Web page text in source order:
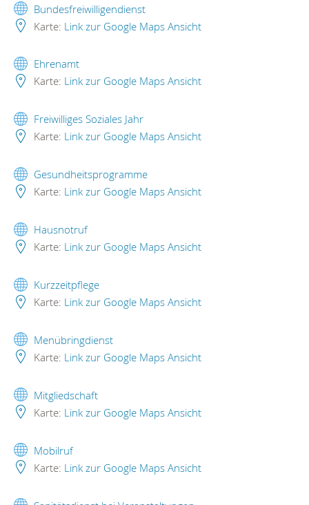
Bundesfreiwilligendienst
Karte: Link zur Google Maps Ansicht
Ehrenamt
Karte: Link zur Google Maps Ansicht
Freiwilliges Soziales Jahr
Karte: Link zur Google Maps Ansicht
Gesundheitsprogramme
Karte: Link zur Google Maps Ansicht
Hausnotruf
Karte: Link zur Google Maps Ansicht
Kurzzeitpflege
Karte: Link zur Google Maps Ansicht
Menübringdienst
Karte: Link zur Google Maps Ansicht
Mitgliedschaft
Karte: Link zur Google Maps Ansicht
Mobilruf
Karte: Link zur Google Maps Ansicht